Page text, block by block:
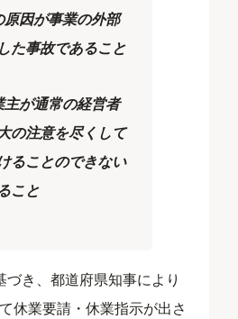
原因が事業の外部
た事故であること
主が通常の経営者
の注意を尽くして
ることのできない
こと
づき、都道府県知事により
休業要請・休業指示が出さ